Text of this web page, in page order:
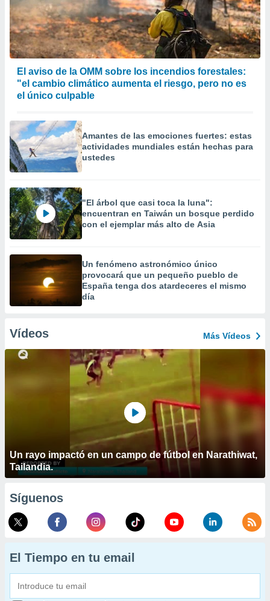
El aviso de la OMM sobre los incendios forestales:
"el cambio climático aumenta el riesgo, pero no es
el único culpable
Amantes de las emociones fuertes: estas
actividades mundiales están hechas para
ustedes
"El árbol que casi toca la luna":
encuentran en Taiwán un bosque perdido
con el ejemplar más alto de Asia
Un fenómeno astronómico único
provocará que un pequeño pueblo de
España tenga dos atardeceres el mismo
día
Vídeos Más Vídeos
Un rayo impactó en un campo de fútbol en Narathiwat,
Tailandia.
Síguenos
El Tiempo en tu email